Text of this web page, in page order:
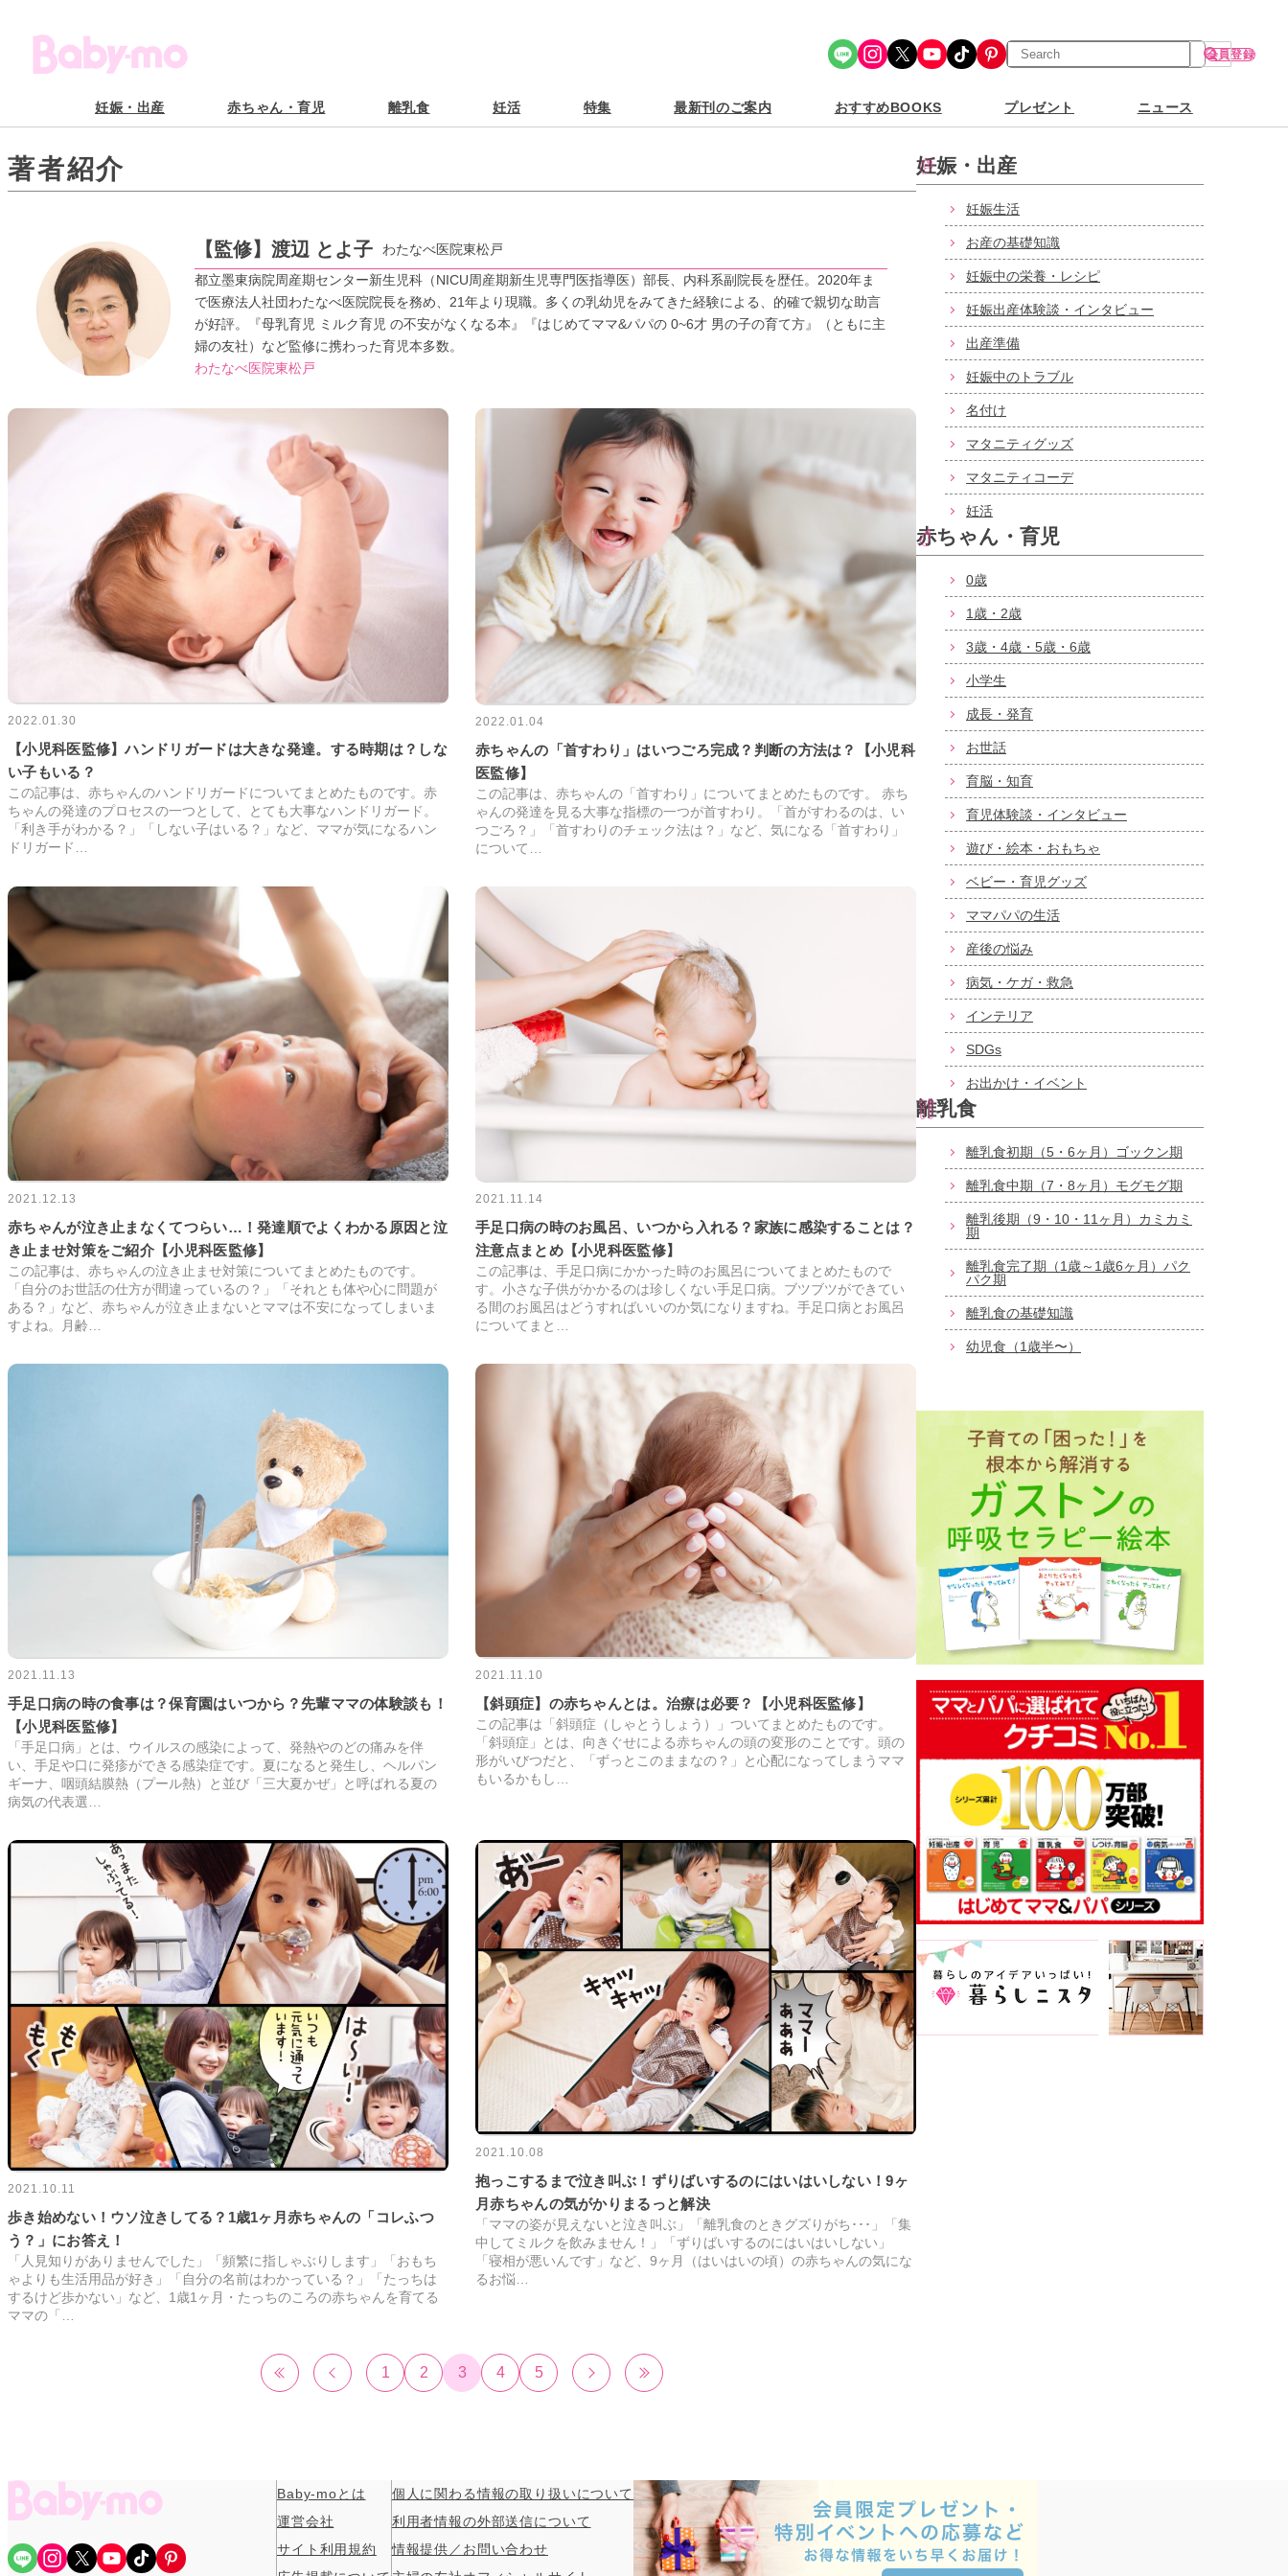
Share Icon Instagram X YouTube TikTok Pinterest
検
索
会員登録
妊娠・出産 赤ちゃん・育児 離乳食 妊活 特集 最新刊のご案内 おすすめBOOKS プレゼント ニュース
著者紹介
【監修】 渡辺 とよ子
わたなべ医院東松戸
都立墨東病院周産期センター新生児科（NICU周産期新生児専門医指導医）部長、内科系副院長を歴任。2020年ま
で医療法人社団わたなべ医院院長を務め、21年より現職。多くの乳幼児をみてきた経験による、的確で親切な助言
が好評。『母乳育児 ミルク育児 の不安がなくなる本』『はじめてママ&パパの 0~6才 男の子の育て方』（ともに主
婦の友社）など監修に携わった育児本多数。
わたなべ医院東松戸
2022.01.30
【小児科医監修】ハンドリガードは大きな発達。する時期は？しな
い子もいる？
この記事は、赤ちゃんのハンドリガードについてまとめたものです。赤
ちゃんの発達のプロセスの一つとして、とても大事なハンドリガード。
「利き手がわかる？」「しない子はいる？」など、ママが気になるハン
ドリガード…
2022.01.04
赤ちゃんの「首すわり」はいつごろ完成？判断の方法は？【小児科
医監修】
この記事は、赤ちゃんの「首すわり」についてまとめたものです。 赤ち
ゃんの発達を見る大事な指標の一つが首すわり。「首がすわるのは、い
つごろ？」「首すわりのチェック法は？」など、気になる「首すわり」
について…
2021.12.13
赤ちゃんが泣き止まなくてつらい…！発達順でよくわかる原因と泣
き止ませ対策をご紹介【小児科医監修】
この記事は、赤ちゃんの泣き止ませ対策についてまとめたものです。
「自分のお世話の仕方が間違っているの？」「それとも体や心に問題が
ある？」など、赤ちゃんが泣き止まないとママは不安になってしまいま
すよね。月齢…
2021.11.14
手足口病の時のお風呂、いつから入れる？家族に感染することは？
注意点まとめ【小児科医監修】
この記事は、手足口病にかかった時のお風呂についてまとめたもので
す。小さな子供がかかるのは珍しくない手足口病。ブツブツができてい
る間のお風呂はどうすればいいのか気になりますね。手足口病とお風呂
についてまと…
2021.11.13
手足口病の時の食事は？保育園はいつから？先輩ママの体験談も！
【小児科医監修】
「手足口病」とは、ウイルスの感染によって、発熱やのどの痛みを伴
い、手足や口に発疹ができる感染症です。夏になると発生し、ヘルパン
ギーナ、咽頭結膜熱（プール熱）と並び「三大夏かぜ」と呼ばれる夏の
病気の代表選…
2021.11.10
【斜頭症】の赤ちゃんとは。治療は必要？【小児科医監修】
この記事は「斜頭症（しゃとうしょう）」ついてまとめたものです。
「斜頭症」とは、向きぐせによる赤ちゃんの頭の変形のことです。頭の
形がいびつだと、「ずっとこのままなの？」と心配になってしまうママ
もいるかもし…
2021.10.11
歩き始めない！ウソ泣きしてる？1歳1ヶ月赤ちゃんの「コレふつ
う？」にお答え！
「人見知りがありませんでした」「頻繁に指しゃぶりします」「おもち
ゃよりも生活用品が好き」「自分の名前はわかっている？」「たっちは
するけど歩かない」など、1歳1ヶ月・たっちのころの赤ちゃんを育てる
ママの「…
2021.10.08
抱っこするまで泣き叫ぶ！ずりばいするのにはいはいしない！9ヶ
月赤ちゃんの気がかりまるっと解決
「ママの姿が見えないと泣き叫ぶ」「離乳食のときグズりがち･･･」「集
中してミルクを飲みません！」「ずりばいするのにはいはいしない」
「寝相が悪いんです」など、9ヶ月（はいはいの頃）の赤ちゃんの気にな
るお悩…
1 2 3 4 5
妊娠・出産
妊娠生活
お産の基礎知識
妊娠中の栄養・レシピ
妊娠出産体験談・インタビュー
出産準備
妊娠中のトラブル
名付け
マタニティグッズ
マタニティコーデ
妊活
赤ちゃん・育児
0歳
1歳・2歳
3歳・4歳・5歳・6歳
小学生
成長・発育
お世話
育脳・知育
育児体験談・インタビュー
遊び・絵本・おもちゃ
ベビー・育児グッズ
ママパパの生活
産後の悩み
病気・ケガ・救急
インテリア
SDGs
お出かけ・イベント
離乳食
離乳食初期（5・6ヶ月）ゴックン期
離乳食中期（7・8ヶ月）モグモグ期
離乳後期（9・10・11ヶ月）カミカミ
期
離乳食完了期（1歳～1歳6ヶ月）パク
パク期
離乳食の基礎知識
幼児食（1歳半〜）
Share Icon Instagram X YouTube TikTok Pinterest
Baby-moとは
運営会社
サイト利用規約
個人に関わる情報の取り扱いについて
利用者情報の外部送信について
情報提供／お問い合わせ